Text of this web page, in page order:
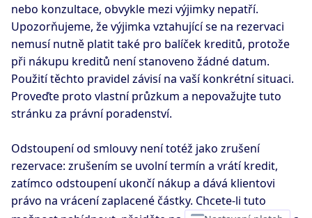
nebo konzultace, obvykle mezi výjimky nepatří.
Upozorňujeme, že výjimka vztahující se na rezervaci
nemusí nutně platit také pro balíček kreditů, protože
při nákupu kreditů není stanoveno žádné datum.
Použití těchto pravidel závisí na vaší konkrétní situaci.
Proveďte proto vlastní průzkum a nepovažujte tuto
stránku za právní poradenství.
Odstoupení od smlouvy není totéž jako zrušení
rezervace: zrušením se uvolní termín a vrátí kredit,
zatímco odstoupení ukončí nákup a dává klientovi
právo na vrácení zaplacené částky. Chcete-li tuto